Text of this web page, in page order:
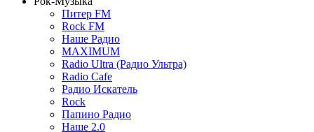
Питер FM
Rock FM
Наше Радио
MAXIMUM
Radio Ultra (Радио Ультра)
Radio Cafe
Радио Искатель
Rock
Папино Радио
Наше 2.0